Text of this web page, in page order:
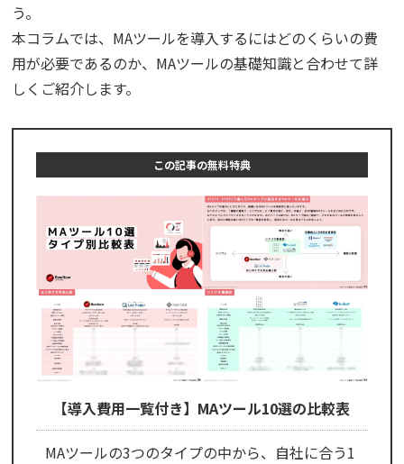
マニュアルサイト
う。
本コラムでは、MAツールを導入するにはどのくらいの費
用が必要であるのか、MAツールの基礎知識と合わせて詳
しくご紹介します。
この記事の無料特典
【導入費用一覧付き】MAツール10選の比較表
MAツールの3つのタイプの中から、自社に合う1